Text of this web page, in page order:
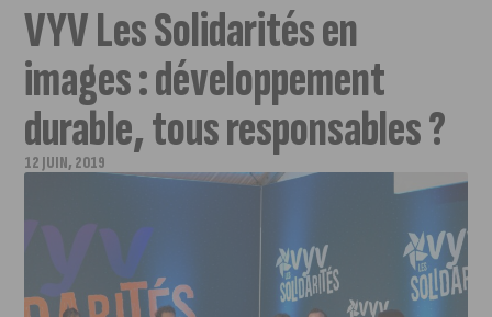
VYV Les Solidarités en
images : développement
durable, tous responsables ?
12 JUIN, 2019